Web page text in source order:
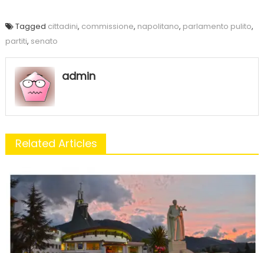
Tagged cittadini, commissione, napolitano, parlamento pulito,
partiti, senato
admin
Related Articles